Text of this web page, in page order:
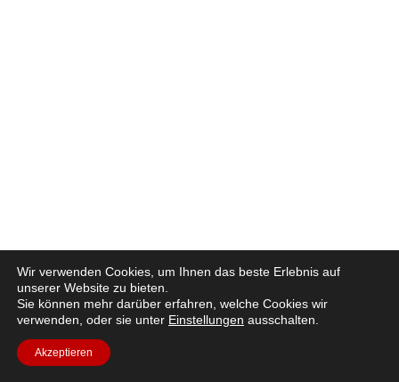
Wir verwenden Cookies, um Ihnen das beste Erlebnis auf
unserer Website zu bieten.
Sie können mehr darüber erfahren, welche Cookies wir
verwenden, oder sie unter Einstellungen ausschalten.
Akzeptieren